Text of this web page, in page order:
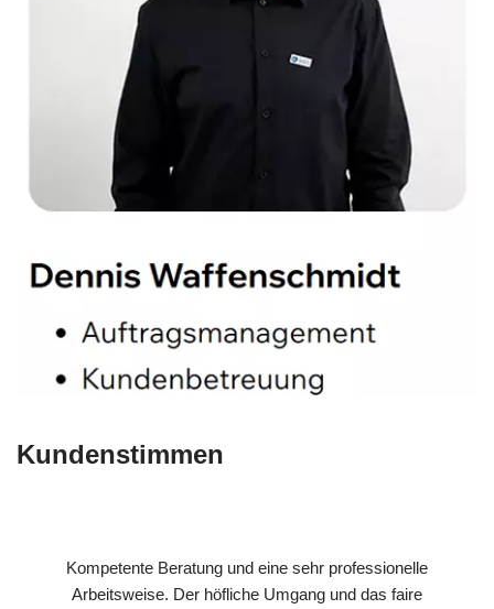
Kundenstimmen
Kompetente Beratung und eine sehr professionelle
Arbeitsweise. Der höfliche Umgang und das faire